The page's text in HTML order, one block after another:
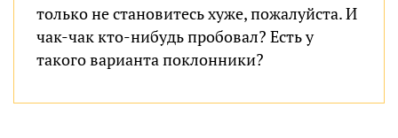
только не становитесь хуже, пожалуйста. И
чак-чак кто-нибудь пробовал? Есть у
такого варианта поклонники?